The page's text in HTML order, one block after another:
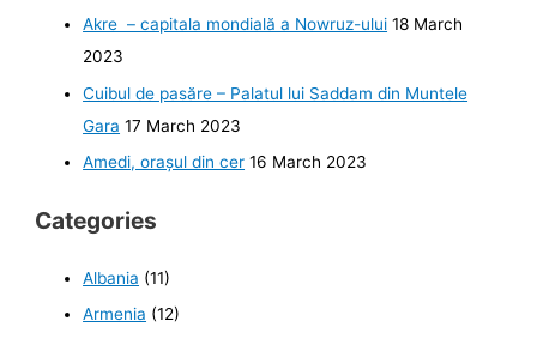
Akre – capitala mondială a Nowruz-ului 18 March
2023
Cuibul de pasăre – Palatul lui Saddam din Muntele
Gara 17 March 2023
Amedi, orașul din cer 16 March 2023
Categories
Albania (11)
Armenia (12)